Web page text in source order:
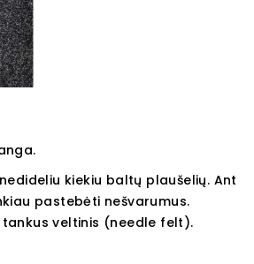
kiekiu baltų plaušelių. Ant
pastebėti nešvarumus.
veltinis (needle felt).